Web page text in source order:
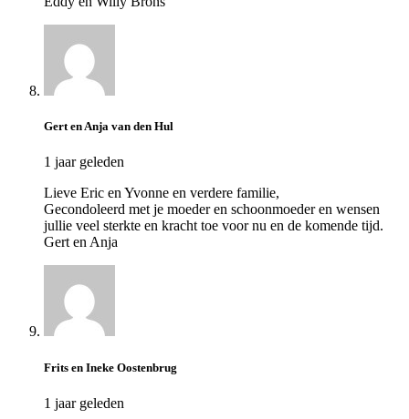
Gert en Anja van den Hul
1 jaar geleden
Lieve Eric en Yvonne en verdere familie,
Gecondoleerd met je moeder en schoonmoeder en wensen
jullie veel sterkte en kracht toe voor nu en de komende tijd.
Gert en Anja
Frits en Ineke Oostenbrug
1 jaar geleden